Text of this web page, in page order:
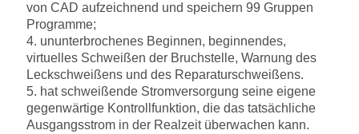
von CAD aufzeichnend und speichern 99 Gruppen
Programme;
4. ununterbrochenes Beginnen, beginnendes,
virtuelles Schweißen der Bruchstelle, Warnung des
Leckschweißens und des Reparaturschweißens.
5. hat schweißende Stromversorgung seine eigene
gegenwärtige Kontrollfunktion, die das tatsächliche
Ausgangsstrom in der Realzeit überwachen kann.